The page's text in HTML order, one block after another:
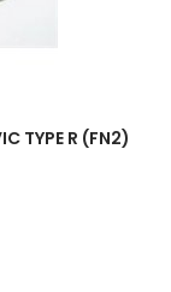
TYPE R (FN2)